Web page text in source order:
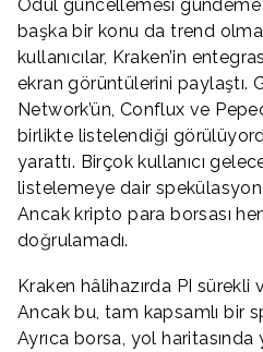
Ödül güncellemesi
başka bir konu da trend
kullanıcılar, Kraken’in
ekran görüntülerini paylaştı.
Network’ün, Conflux ve
birlikte listelendiği
yarattı. Birçok kullanıcı
listelemeye dair
Ancak kripto para borsası
doğrulamadı.
Kraken hâlihazırda PI sürekli
Ancak bu, tam kapsamlı bir
Ayrıca borsa, yol haritasında